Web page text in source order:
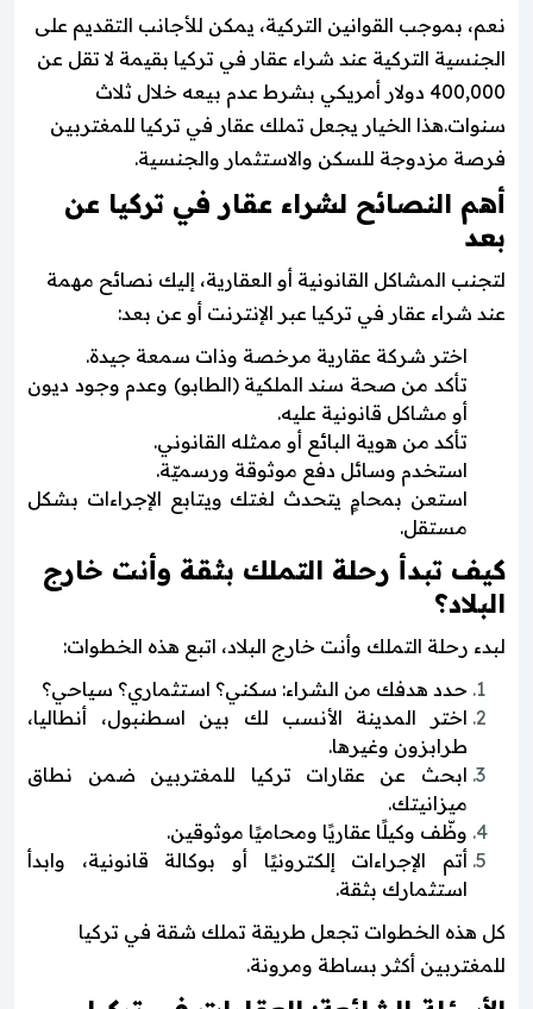
نعم، بموجب القوانين التركية، يمكن للأجانب التقديم على
الجنسية التركية عند شراء عقار في تركيا بقيمة لا تقل عن
400,000 دولار أمريكي بشرط عدم بيعه خلال ثلاث
سنوات.هذا الخيار يجعل تملك عقار في تركيا للمغتربين
فرصة مزدوجة للسكن والاستثمار والجنسية.
أهم النصائح لشراء عقار في تركيا عن
بعد
لتجنب المشاكل القانونية أو العقارية، إليك نصائح مهمة
عند شراء عقار في تركيا عبر الإنترنت أو عن بعد:
اختر شركة عقارية مرخصة وذات سمعة جيدة.
تأكد من صحة سند الملكية (الطابو) وعدم وجود ديون
أو مشاكل قانونية عليه.
تأكد من هوية البائع أو ممثله القانوني.
استخدم وسائل دفع موثوقة ورسميّة.
استعن بمحامٍ يتحدث لغتك ويتابع الإجراءات بشكل
مستقل.
كيف تبدأ رحلة التملك بثقة وأنت خارج
البلاد؟
لبدء رحلة التملك وأنت خارج البلاد، اتبع هذه الخطوات:
حدد هدفك من الشراء: سكني؟ استثماري؟ سياحي؟
اختر المدينة الأنسب لك بين اسطنبول، أنطاليا،
طرابزون وغيرها.
ابحث عن عقارات تركيا للمغتربين ضمن نطاق
ميزانيتك.
وظّف وكيلًا عقاريًا ومحاميًا موثوقين.
أتم الإجراءات إلكترونيًا أو بوكالة قانونية، وابدأ
استثمارك بثقة.
كل هذه الخطوات تجعل طريقة تملك شقة في تركيا
للمغتربين أكثر بساطة ومرونة.